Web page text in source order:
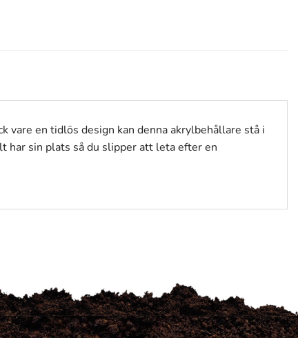
en tidlös design kan denna akrylbehållare stå i
har sin plats så du slipper att leta efter en